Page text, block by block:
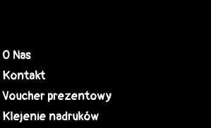
O Nas
Kontakt
Voucher prezentowy
Klejenie nadruków